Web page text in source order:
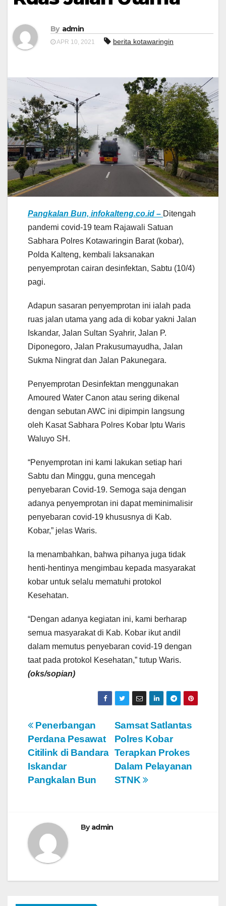
By admin
APR 10, 2021 berita kotawaringin
Pangkalan Bun, infokalteng.co.id – Ditengah
pandemi covid-19 team Rajawali Satuan
Sabhara Polres Kotawaringin Barat (kobar),
Polda Kalteng, kembali laksanakan
penyemprotan cairan desinfektan, Sabtu (10/4)
pagi.
Adapun sasaran penyemprotan ini ialah pada
ruas jalan utama yang ada di kobar yakni Jalan
Iskandar, Jalan Sultan Syahrir, Jalan P.
Diponegoro, Jalan Prakusumayudha, Jalan
Sukma Ningrat dan Jalan Pakunegara.
Penyemprotan Desinfektan menggunakan
Amoured Water Canon atau sering dikenal
dengan sebutan AWC ini dipimpin langsung
oleh Kasat Sabhara Polres Kobar Iptu Waris
Waluyo SH.
“Penyemprotan ini kami lakukan setiap hari
Sabtu dan Minggu, guna mencegah
penyebaran Covid-19. Semoga saja dengan
adanya penyemprotan ini dapat meminimalisir
penyebaran covid-19 khususnya di Kab.
Kobar,” jelas Waris.
Ia menambahkan, bahwa pihanya juga tidak
henti-hentinya mengimbau kepada masyarakat
kobar untuk selalu mematuhi protokol
Kesehatan.
“Dengan adanya kegiatan ini, kami berharap
semua masyarakat di Kab. Kobar ikut andil
dalam memutus penyebaran covid-19 dengan
taat pada protokol Kesehatan,” tutup Waris.
(oks/sopian)
N
a
v
a
s
Samsat Satlantas
Polres Kobar
Terapkan Prokes
Dalam Pelayanan
STNK
Penerbangan
Perdana Pesawat
Citilink di Bandara
Iskandar
Pangkalan Bun
Byadmin